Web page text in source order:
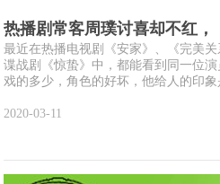
热播剧常客周璞讨喜却不红
最近在热播电视剧《安家》、《完美
谍战剧《惊蛰》中，都能看到同一位
戏的多少，角色的好坏，他给人的印象
2020-03-11